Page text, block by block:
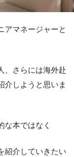
アマネージャーと
、さらには海外赴
介しようと思いま
な本ではなく
紹介していきたい